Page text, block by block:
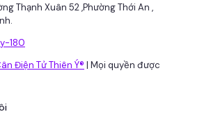
Thạnh Xuân 52 ,Phường Thới An ,
Điện Tử Thiên Ý® | Mọi quyền được